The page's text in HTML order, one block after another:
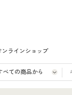
ラインショップ